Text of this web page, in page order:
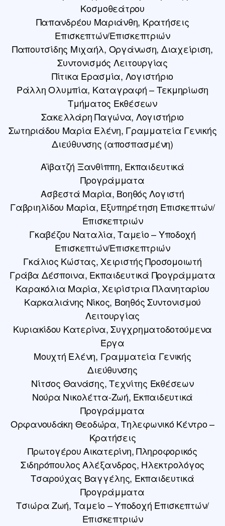
Κοσμοθεάτρου
Παπανδρέου Μαριάνθη, Κρατήσεις
Επισκεπτών/Επισκεπτριών
Παπουτσίδης Μιχαήλ, Οργάνωση, Διαχείριση,
Συντονισμός Λειτουργίας
Πίτικα Ερασμία, Λογιστήριο
Ράλλη Ολυμπία, Καταγραφή – Τεκμηρίωση
Τμήματος Εκθέσεων
Σακελλάρη Παγώνα, Λογιστήριο
Σωτηριάδου Μαρία Ελένη, Γραμματεία Γενικής
Διεύθυνσης (αποσπασμένη)
Αϊβατζή Ξανθίππη, Εκπαιδευτικά
Προγράμματα
Ασβεστά Μαρία, Βοηθός Λογιστή
Γαβριηλίδου Μαρία, Εξυπηρέτηση Επισκεπτών/
Επισκεπτριών
Γκαβέζου Ναταλία, Ταμείο – Υποδοχή
Επισκεπτών/Επισκεπτριών
Γκάλιος Κώστας, Χειριστής Προσομοιωτή
Γράβα Δέσποινα, Εκπαιδευτικά Προγράμματα
Καρακόλια Μαρία, Χειρίστρια Πλανηταρίου
Καρκαλιάνης Νίκος, Βοηθός Συντονισμού
Λειτουργίας
Κυριακίδου Κατερίνα, Συγχρηματοδοτούμενα
Έργα
Μουχτή Ελένη, Γραμματεία Γενικής
Διεύθυνσης
Νίτσος Θανάσης, Τεχνίτης Εκθέσεων
Νούρα Νικολέττα-Zωή, Εκπαιδευτικά
Προγράμματα
Ορφανουδάκη Θεοδώρα, Τηλεφωνικό Κέντρο –
Κρατήσεις
Πρωτογέρου Αικατερίνη, Πληροφορικός
Σιδηρόπουλος Αλέξανδρος, Ηλεκτρολόγος
Τσαρούχας Βαγγέλης, Εκπαιδευτικά
Προγράμματα
Τσιώρα Ζωή, Ταμείο – Υποδοχή Επισκεπτών/
Επισκεπτριών